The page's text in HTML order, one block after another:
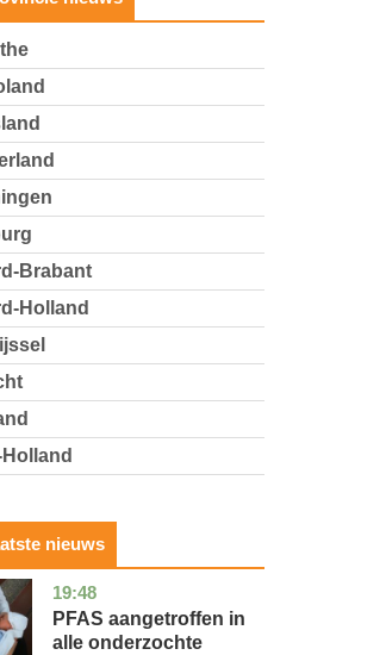
Brabant
Holland
nieuws
19:48
utrecht
gezondheid
PFAS aangetroffen in
alle onderzochte